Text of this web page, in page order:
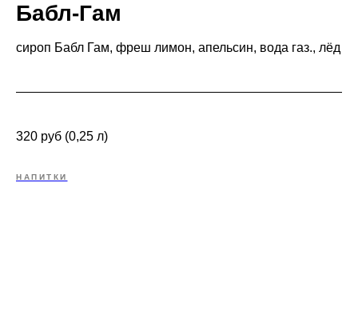
Бабл-Гам
сироп Бабл Гам, фреш лимон, апельсин, вода газ., лёд
320 руб (0,25 л)
НАПИТКИ